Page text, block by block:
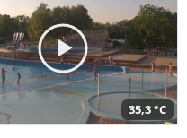
35,3 °C